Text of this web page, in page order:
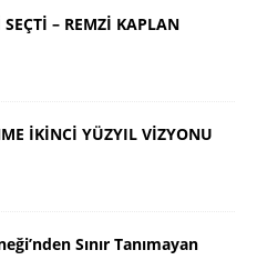
– REMZİ KAPLAN
İKİNCİ YÜZYIL VİZYONU
Sınır Tanımayan